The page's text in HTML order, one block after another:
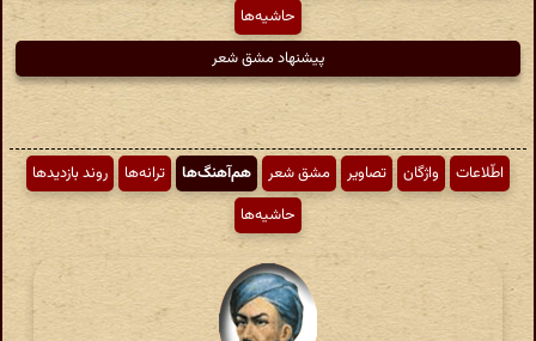
حاشیه‌ها
پیشنهاد مشق شعر
اطّلاعات واژگان تصاویر مشق شعر هم‌آهنگ‌ها ترانه‌ها
روند بازدیدها
حاشیه‌ها